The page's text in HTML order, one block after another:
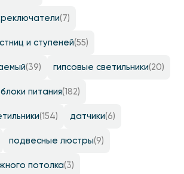
(7)
и ступеней(55)
(39) гипсовые светильники(20)
блоки питания(182)
(154) датчики(6)
подвесные люстры(9)
потолка(3)